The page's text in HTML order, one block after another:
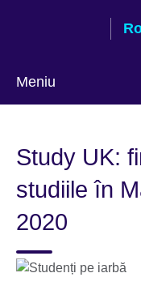
Meniu
Study UK:
studiile în
2020